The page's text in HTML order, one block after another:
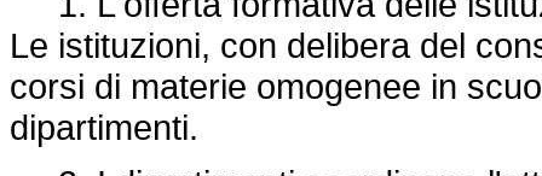
Le istituzioni, con delibera del
corsi di materie omogenee in
dipartimenti.